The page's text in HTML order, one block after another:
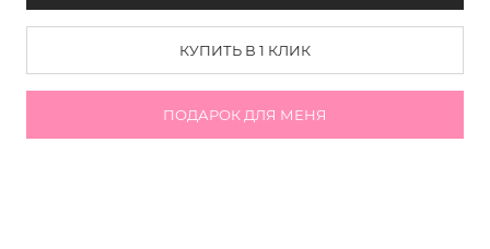
КУПИТЬ В 1 КЛИК
ПОДАРОК ДЛЯ МЕНЯ